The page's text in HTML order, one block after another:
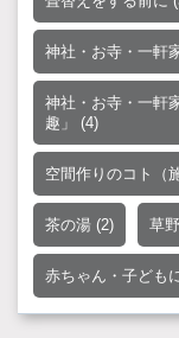
神社・お寺・一軒
神社・お寺・一軒
趣」
(4)
空間作りのコト（
茶の湯 (2) 草
赤ちゃん・子ども